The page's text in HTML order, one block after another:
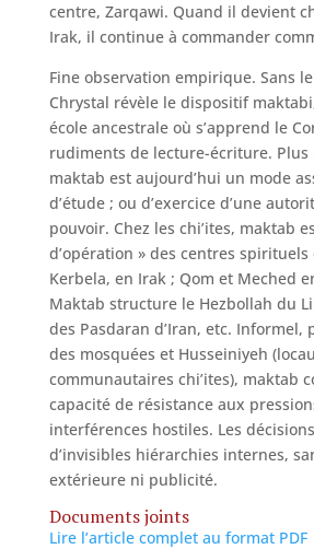
centre, Zarqawi. Quand il devient
Irak, il continue à commander
Fine observation empirique. Sans
Chrystal révèle le dispositif
école ancestrale où s’apprend le
rudiments de lecture-écriture. Plus
maktab est aujourd’hui un mode
d’étude ; ou d’exercice d’une
pouvoir. Chez les chi’ites, maktab
d’opération » des centres
Kerbela, en Irak ; Qom et Meched
Maktab structure le Hezbollah du
des Pasdaran d’Iran, etc. Informel,
des mosquées et Husseiniyeh
communautaires chi’ites), maktab
capacité de résistance aux
interférences hostiles. Les
d’invisibles hiérarchies internes,
extérieure ni publicité.
Documents joints
Lire l’article complet au format PDF